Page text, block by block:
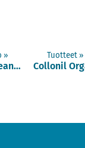
‪»
CARBON MaxX Midsole Cleaner puhdistusaine (100 ml)
Tuotteet ‪»
Collonil